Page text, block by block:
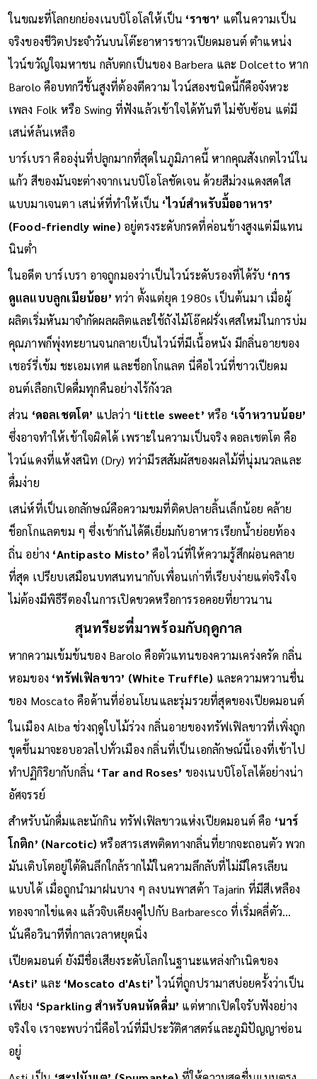
ในขณะที่โลกยกย่องเนบบิโอโลให้เป็น ‘ราชา’ แต่ในความเป็น
จริงของชีวิตประจำวันบนโต๊ะอาหารชาวเปียดมอนต์ ตำแหน่ง
ไวน์ขวัญใจมหาชน กลับตกเป็นของ Barbera และ Dolcetto หาก
Barolo คือบทกวีชั้นสูงที่ต้องตีความ ไวน์สองชนิดนี้ก็คือจังหวะ
เพลง Folk หรือ Swing ที่ฟังแล้วเข้าใจได้ทันที ไม่ซับซ้อน แต่มี
เสน่ห์ล้นเหลือ
บาร์เบรา คือองุ่นที่ปลูกมากที่สุดในภูมิภาคนี้ หากคุณสังเกตไวน์ใน
แก้ว สีของมันจะต่างจากเนบบิโอโลชัดเจน ด้วยสีม่วงแดงสดใส
แบบมาเจนตา เสน่ห์ที่ทำให้เป็น ‘ไวน์สำหรับมื้ออาหาร’
(Food-friendly wine) อยู่ตรงระดับกรดที่ค่อนข้างสูงแต่มีแทน
นินต่ำ
ในอดีต บาร์เบรา อาจถูกมองว่าเป็นไวน์ระดับรองที่ได้รับ ‘การ
ดูแลแบบลูกเมียน้อย’ ทว่า ตั้งแต่ยุค 1980s เป็นต้นมา เมื่อผู้
ผลิตเริ่มหันมาจำกัดผลผลิตและใช้ถังไม้โอ๊คฝรั่งเศสใหม่ในการบ่ม
คุณภาพก็พุ่งทะยานจนกลายเป็นไวน์ที่มีเนื้อหนัง มีกลิ่นอายของ
เชอร์รี่เข้ม ชะเอมเทศ และช็อกโกแลต นี่คือไวน์ที่ชาวเปียดม
อนต์เลือกเปิดดื่มทุกคืนอย่างไร้กังวล
ส่วน ‘ดอลเชตโต’ แปลว่า ‘little sweet’หรือ ‘เจ้าหวานน้อย’
ซึ่งอาจทำให้เข้าใจผิดได้ เพราะในความเป็นจริง ดอลเชตโต คือ
ไวน์แดงที่แห้งสนิท (Dry) ทว่ามีรสสัมผัสของผลไม้ที่นุ่มนวลและ
ดื่มง่าย
เสน่ห์ที่เป็นเอกลักษณ์คือความขมที่ติดปลายลิ้นเล็กน้อย คล้าย
ช็อกโกแลตขม ๆ ซึ่งเข้ากันได้ดีเยี่ยมกับอาหารเรียกน้ำย่อยท้อง
ถิ่น อย่าง ‘Antipasto Misto’คือไวน์ที่ให้ความรู้สึกผ่อนคลาย
ที่สุด เปรียบเสมือนบทสนทนากับเพื่อนเก่าที่เรียบง่ายแต่จริงใจ
ไม่ต้องมีพิธีรีตองในการเปิดขวดหรือการรอคอยที่ยาวนาน
สุนทรียะที่มาพร้อมกับฤดูกาล
หากความเข้มข้นของ Barolo คือตัวแทนของความเคร่งครัด กลิ่น
หอมของ ‘ทรัฟเฟิลขาว’ (White Truffle) และความหวานชื่น
ของ Moscato คือด้านที่อ่อนโยนและรุ่มรวยที่สุดของเปียดมอนต์
ในเมือง Alba ช่วงฤดูใบไม้ร่วง กลิ่นอายของทรัฟเฟิลขาวที่เพิ่งถูก
ขุดขึ้นมาจะอบอวลไปทั่วเมือง กลิ่นที่เป็นเอกลักษณ์นี้เองที่เข้าไป
ทำปฏิกิริยากับกลิ่น ‘Tar and Roses’ ของเนบบิโอโลได้อย่างน่า
อัศจรรย์
สำหรับนักดื่มและนักกิน ทรัฟเฟิลขาวแห่งเปียดมอนต์ คือ ‘นาร์
โกติก’ (Narcotic) หรือสารเสพติดทางกลิ่นที่ยากจะถอนตัว พวก
มันเติบโตอยู่ใต้ดินลึกใกล้รากไม้ในความลึกลับที่ไม่มีใครเลียน
แบบได้ เมื่อถูกนำมาฝนบาง ๆ ลงบนพาสต้า Tajarin ที่มีสีเหลือง
ทองจากไข่แดง แล้วจิบเคียงคู่ไปกับ Barbaresco ที่เริ่มคลี่ตัว...
นั่นคือวินาทีที่กาลเวลาหยุดนิ่ง
เปียดมอนต์ ยังมีชื่อเสียงระดับโลกในฐานะแหล่งกำเนิดของ
‘Asti’ และ ‘Moscato d'Asti’ไวน์ที่ถูกปรามาสบ่อยครั้งว่าเป็น
เพียง ‘Sparkling สำหรับคนหัดดื่ม’ แต่หากเปิดใจรับฟังอย่าง
จริงใจ เราจะพบว่านี่คือไวน์ที่มีประวัติศาสตร์และภูมิปัญญาซ่อน
อยู่